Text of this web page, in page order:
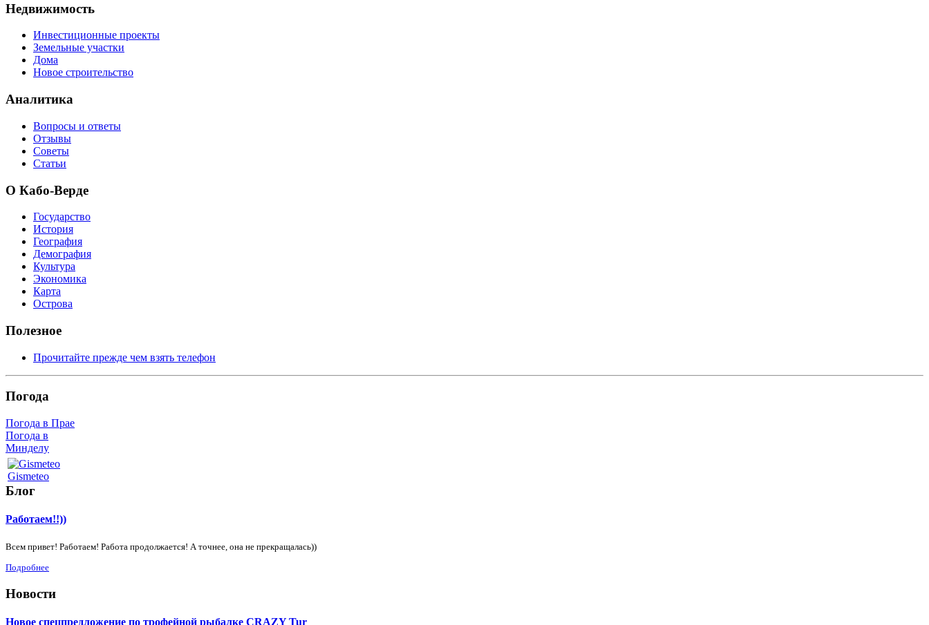
Недвижимость
Инвестиционные проекты
Земельные участки
Дома
Новое строительство
Аналитика
Вопросы и ответы
Отзывы
Советы
Статьи
О Кабо-Верде
Государство
История
География
Демография
Культура
Экономика
Карта
Острова
Полезное
Прочитайте прежде чем взять телефон
Погода
Погода в Прае
Погода в
Минделу
Gismeteo
Блог
Работаем!!))
Всем привет! Работаем! Работа продолжается! А точнее, она не прекращалась))
Подробнее
Новости
Новое спецпредложение по трофейной рыбалке CRAZY Tur